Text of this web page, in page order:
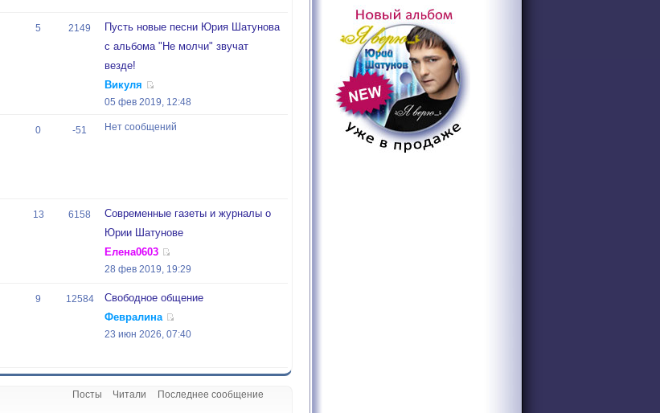
5 2149
Пусть новые песни Юрия Шатунова
с альбома "Не молчи" звучат
везде!
Викуля
05 фев 2019, 12:48
0 -51 Нет сообщений
13 6158
Современные газеты и журналы о
Юрии Шатунове
Елена0603
28 фев 2019, 19:29
9 12584
Свободное общение
Февралина
23 июн 2026, 07:40
Посты Читали Последнее сообщение